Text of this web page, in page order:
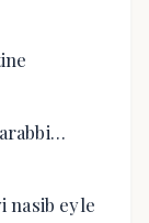
nasib eyle